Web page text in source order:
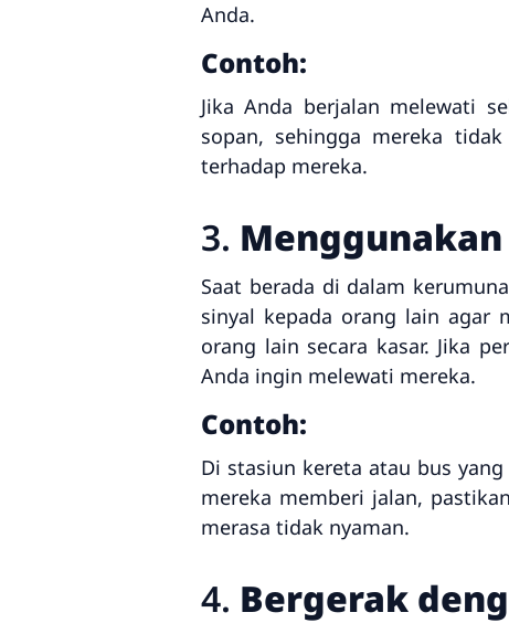
Anda.
Contoh:
Jika Anda berjalan melewati
sopan, sehingga mereka
terhadap mereka.
3. Menggunakan
Saat berada di dalam
sinyal kepada orang lain agar
orang lain secara kasar. Jika
Anda ingin melewati mereka.
Contoh:
Di stasiun kereta atau bus
mereka memberi jalan,
merasa tidak nyaman.
4. Bergerak